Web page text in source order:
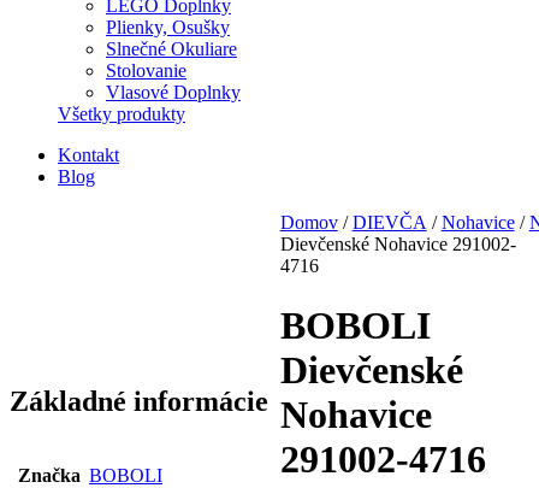
LEGO Doplnky
Plienky, Osušky
Slnečné Okuliare
Stolovanie
Vlasové Doplnky
Všetky produkty
Kontakt
Blog
Domov/DIEVČA /Nohavice/
Dievčenské Nohavice 291002-
4716
BOBOLI
Dievčenské
Nohavice
291002-4716
Základné informácie
Značka BOBOLI